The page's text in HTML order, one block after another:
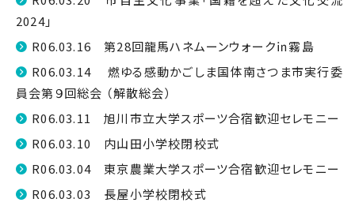
2024」
R06.03.16 第28回龍馬ハネムーンウォーク㏌霧島
R06.03.14 燃ゆる感動かごしま国体南さつま市実行委
員会第９回総会 （解散総会）
R06.03.11 旭川市立大学スポーツ合宿歓迎セレモニー
R06.03.10 内山田小学校閉校式
R06.03.04 東京農業大学スポーツ合宿歓迎セレモニー
R06.03.03 長屋小学校閉校式